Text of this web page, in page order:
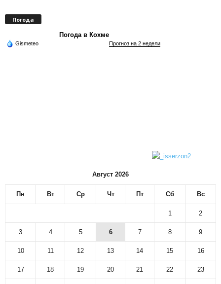
Погода
Погода в Кохме
Gismeteo Прогноз на 2 недели
Август 2026
Пн Вт Ср Чт Пт Сб Вс
1 2
3 4 5 6 7 8 9
10 11 12 13 14 15 16
17 18 19 20 21 22 23